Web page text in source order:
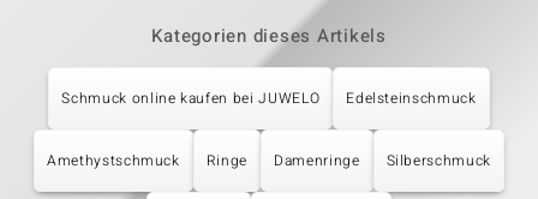
Kategorien dieses Artikels
Schmuck online kaufen bei JUWELO Edelsteinschmuck
Amethystschmuck Ringe Damenringe Silberschmuck